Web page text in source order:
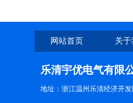
网站首页 关
乐清宇优电气有限
地址：浙江温州乐清经济开